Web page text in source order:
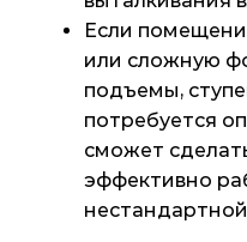
Если
или сложную
подъемы,
потребуется
сможет
эффективно